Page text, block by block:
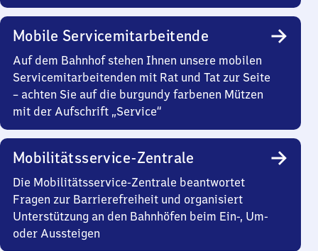
Mobile Servicemitarbeitende
Auf dem Bahnhof stehen Ihnen unsere mobilen
Servicemitarbeitenden mit Rat und Tat zur Seite
– achten Sie auf die burgundy farbenen Mützen
mit der Aufschrift „Service“
Mobilitätsservice-Zentrale
Die Mobilitätsservice-Zentrale beantwortet
Fragen zur Barrierefreiheit und organisiert
Unterstützung an den Bahnhöfen beim Ein-, Um-
oder Aussteigen